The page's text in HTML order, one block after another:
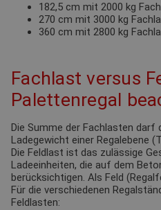
182,5 cm mit 2000 kg
270 cm mit 3000 kg
360 cm mit 2800 kg
Fachlast versus
Palettenregal
Die Summe der Fachlasten darf
Ladegewicht einer Regalebene
Die Feldlast ist das zulässige
Ladeeinheiten, die auf dem
berücksichtigen. Als Feld
Für die verschiedenen
Feldlasten: